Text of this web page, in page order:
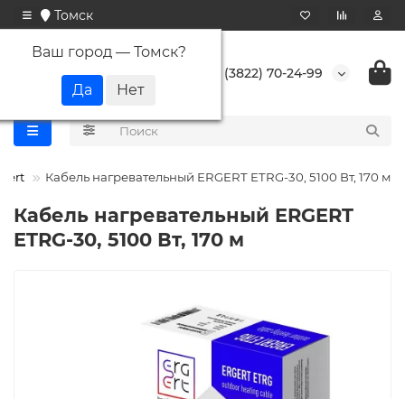
Томск
Ваш город — Томск?
+7 (3822) 70-24-99
Кабель нагревательный ERGERT ETRG-30, 5100 Вт, 170 м
Кабель нагревательный ERGERT
ETRG-30, 5100 Вт, 170 м